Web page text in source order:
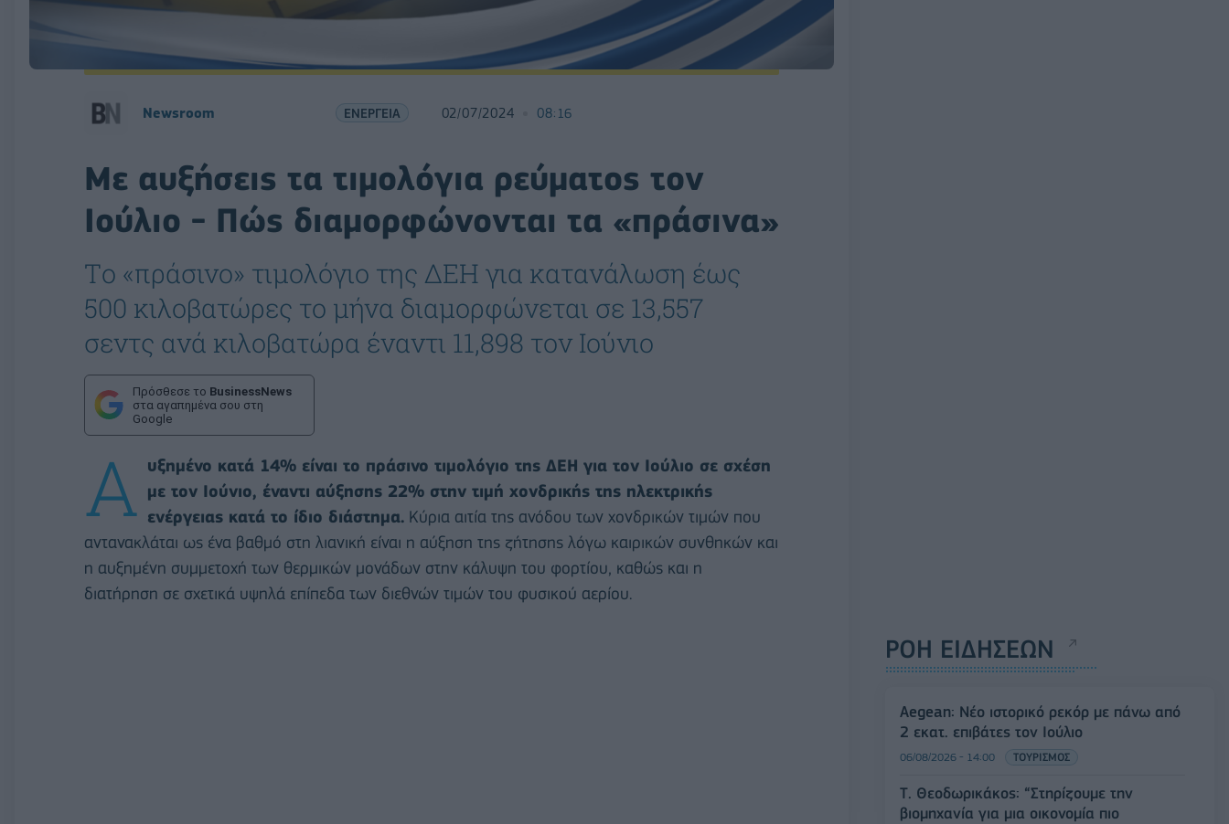
Newsroom ΕΝΕΡΓΕΙΑ 02/07/2024 08:16
Με αυξήσεις τα τιμολόγια ρεύματος τον
Ιούλιο - Πώς διαμορφώνονται τα «πράσινα»
Tο «πράσινο» τιμολόγιο της ΔΕΗ για κατανάλωση έως
500 κιλοβατώρες το μήνα διαμορφώνεται σε 13,557
σεντς ανά κιλοβατώρα έναντι 11,898 τον Ιούνιο
Πρόσθεσε το BusinessNews
στα αγαπημένα σου στη
Google
Α υξημένο κατά 14% είναι το πράσινο τιμολόγιο της ΔΕΗ για τον Ιούλιο σε σχέση
με τον Ιούνιο, έναντι αύξησης 22% στην τιμή χονδρικής της ηλεκτρικής
ενέργειας κατά το ίδιο διάστημα. Κύρια αιτία της ανόδου των χονδρικών τιμών που
αντανακλάται ως ένα βαθμό στη λιανική είναι η αύξηση της ζήτησης λόγω καιρικών συνθηκών και
η αυξημένη συμμετοχή των θερμικών μονάδων στην κάλυψη του φορτίου, καθώς και η
διατήρηση σε σχετικά υψηλά επίπεδα των διεθνών τιμών του φυσικού αερίου.
ΡΟΗ ΕΙΔΗΣΕΩΝ
Aegean: Νέο ιστορικό ρεκόρ με πάνω από
2 εκατ. επιβάτες τον Ιούλιο
06/08/2026 - 14:00 ΤΟΥΡΙΣΜΟΣ
Τ. Θεοδωρικάκος: “Στηρίζουμε την
βιομηχανία για μια οικονομία πιο